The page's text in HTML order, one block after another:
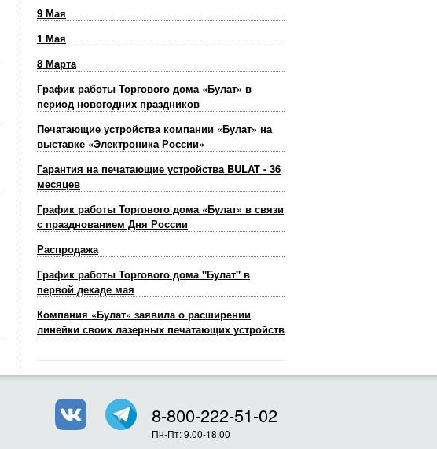
9 Мая
1 Мая
8 Марта
График работы Торгового дома «Булат» в
период новогодних праздников
Печатающие устройства компании «Булат» на
выставке «Электроника России»
Гарантия на печатающие устройства BULAT - 36
месяцев
График работы Торгового дома «Булат» в связи
с празднованием Дня России
Распродажа
График работы Торгового дома "Булат" в
первой декаде мая
Компания «Булат» заявила о расширении
линейки своих лазерных печатающих устройств
8-800-222-51-02
Пн-Пт: 9.00-18.00